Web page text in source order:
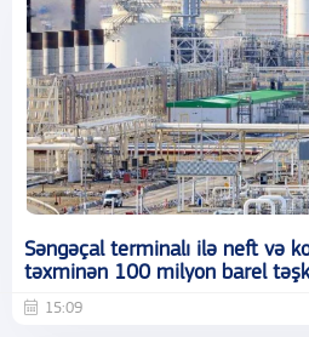
Səngəçal terminalı ilə neft və
təxminən 100 milyon barel
15:09